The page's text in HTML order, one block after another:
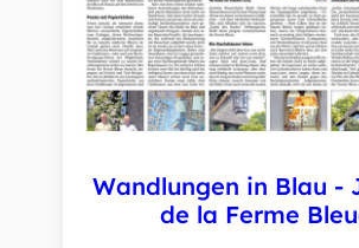
Wandlungen in Blau -
de la Ferme